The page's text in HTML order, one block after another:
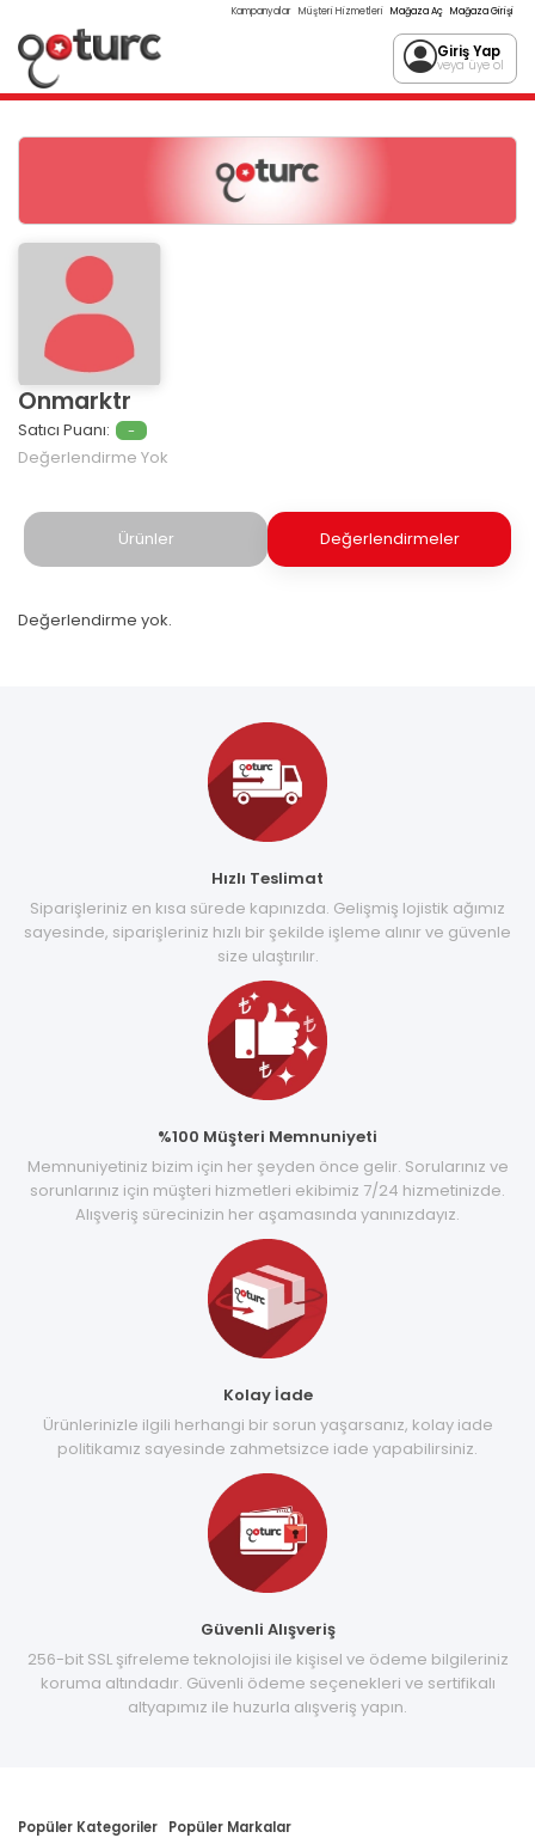
Kampanyalar Müşteri Hizmetleri Mağaza Aç Mağaza Girişi
Giriş Yap
veya üye ol
Onmarktr
Satıcı Puanı: -
Değerlendirme Yok
Ürünler Değerlendirmeler
Değerlendirme yok.
Hızlı Teslimat
Siparişleriniz en kısa sürede kapınızda. Gelişmiş lojistik ağımız
sayesinde, siparişleriniz hızlı bir şekilde işleme alınır ve güvenle
size ulaştırılır.
%100 Müşteri Memnuniyeti
Memnuniyetiniz bizim için her şeyden önce gelir. Sorularınız ve
sorunlarınız için müşteri hizmetleri ekibimiz 7/24 hizmetinizde.
Alışveriş sürecinizin her aşamasında yanınızdayız.
Kolay İade
Ürünlerinizle ilgili herhangi bir sorun yaşarsanız, kolay iade
politikamız sayesinde zahmetsizce iade yapabilirsiniz.
Güvenli Alışveriş
256-bit SSL şifreleme teknolojisi ile kişisel ve ödeme bilgileriniz
koruma altındadır. Güvenli ödeme seçenekleri ve sertifikalı
altyapımız ile huzurla alışveriş yapın.
Popüler Kategoriler Popüler Markalar